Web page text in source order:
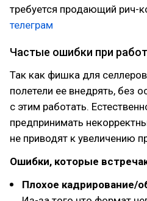
требуется продающий рич-
телеграм
Частые ошибки при
Так как фишка для
полетели ее внедрять, без
с этим работать.
предпринимать
не приводят к увеличению
Ошибки, которые
Плохое кадрирование/